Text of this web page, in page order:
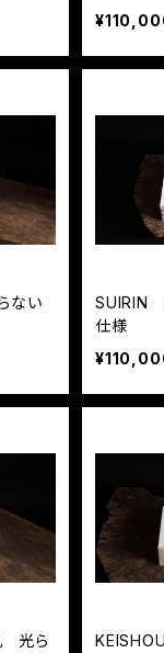
ない
SUIRIN
仕様
光ら